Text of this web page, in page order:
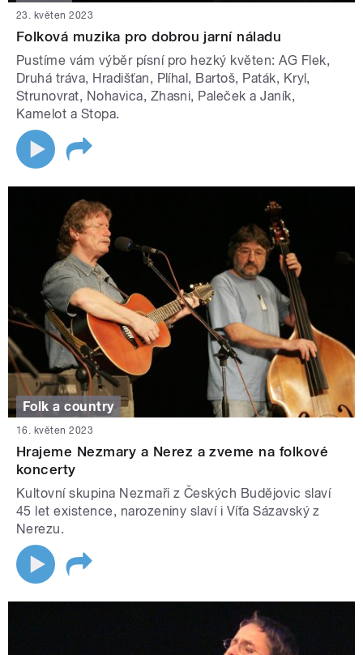
23. květen 2023
Folková muzika pro dobrou jarní náladu
Pustíme vám výběr písní pro hezký květen: AG Flek,
Druhá tráva, Hradišťan, Plíhal, Bartoš, Paták, Kryl,
Strunovrat, Nohavica, Zhasni, Paleček a Janík,
Kamelot a Stopa.
Folk a country
16. květen 2023
Hrajeme Nezmary a Nerez a zveme na folkové
koncerty
Kultovní skupina Nezmaři z Českých Budějovic slaví
45 let existence, narozeniny slaví i Víťa Sázavský z
Nerezu.